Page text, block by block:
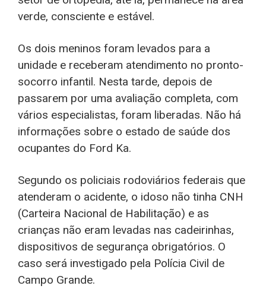
verde, consciente e estável.
Os dois meninos foram levados para a
unidade e receberam atendimento no pronto-
socorro infantil. Nesta tarde, depois de
passarem por uma avaliação completa, com
vários especialistas, foram liberadas. Não há
informações sobre o estado de saúde dos
ocupantes do Ford Ka.
Segundo os policiais rodoviários federais que
atenderam o acidente, o idoso não tinha CNH
(Carteira Nacional de Habilitação) e as
crianças não eram levadas nas cadeirinhas,
dispositivos de segurança obrigatórios. O
caso será investigado pela Polícia Civil de
Campo Grande.